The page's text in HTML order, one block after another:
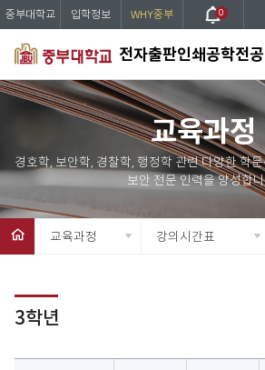
전자출판인쇄공학전공
중부대학교 입학정보 WHY중부 0
교육과정
교육과정 강의시간표
3학년